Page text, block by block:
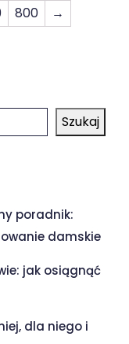
800 →
Szukaj
poradnik:
damskie
jak osiągnąć
dla niego i